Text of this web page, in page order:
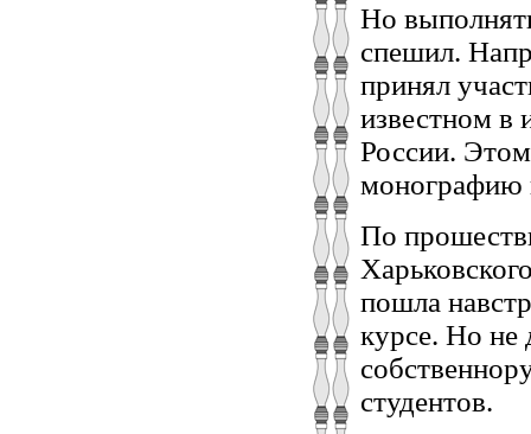
Но
спешил.
принял
известном в
России.
монографию
По
пошла
курсе. Но не
студентов.